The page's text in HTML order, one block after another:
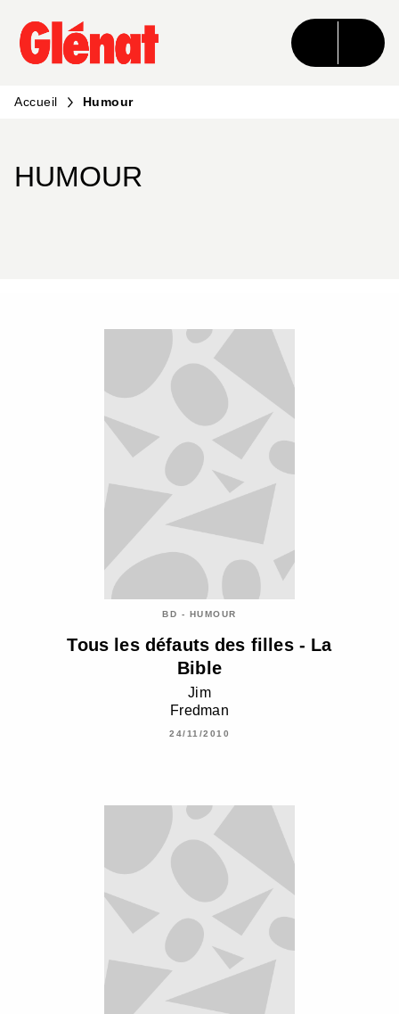
MENU RECHERCHE CONTENU
PIED DE PAGE
Accueil Humour
HUMOUR
BD - HUMOUR
Tous les défauts des filles - La
Bible
Jim
Fredman
24/11/2010